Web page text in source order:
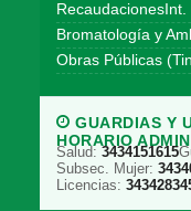
RecaudacionesInt.
Bromatología y
Obras Públicas
GUARDIAS Y
HORARIO
Salud: 3434151615
Subsec. Mujer:
Licencias: